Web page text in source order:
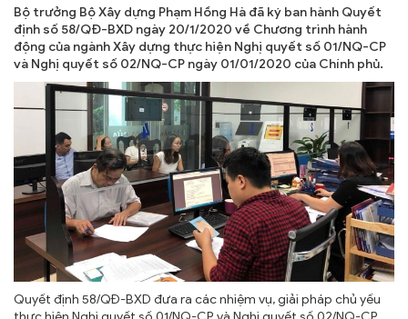
ĐÀO TẠO, BỒI DƯỠNG
TƯ VẤN
THÔNG TIN CÔNG BỐ
TRA CỨU VĂN BẢN
TRAO ĐỔI
Bộ trưởng Bộ Xây dựng Phạm Hồng Hà đã ký ban hành Quyết
định số 58/QĐ-BXD ngày 20/1/2020 về Chương trình hành
động của ngành Xây dựng thực hiện Nghị quyết số 01/NQ-CP
và Nghị quyết số 02/NQ-CP ngày 01/01/2020 của Chính phủ.
Quyết định 58/QĐ-BXD đưa ra các nhiệm vụ, giải pháp chủ yếu